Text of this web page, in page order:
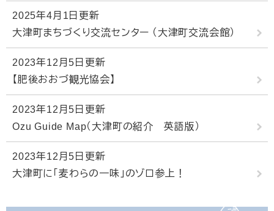
2025年4月1日更新
大津町まちづくり交流センター （大津町交流会館）
2023年12月5日更新
【肥後おおづ観光協会】
2023年12月5日更新
Ozu Guide Map（大津町の紹介 英語版）
2023年12月5日更新
大津町に「麦わらの一味」のゾロ参上！